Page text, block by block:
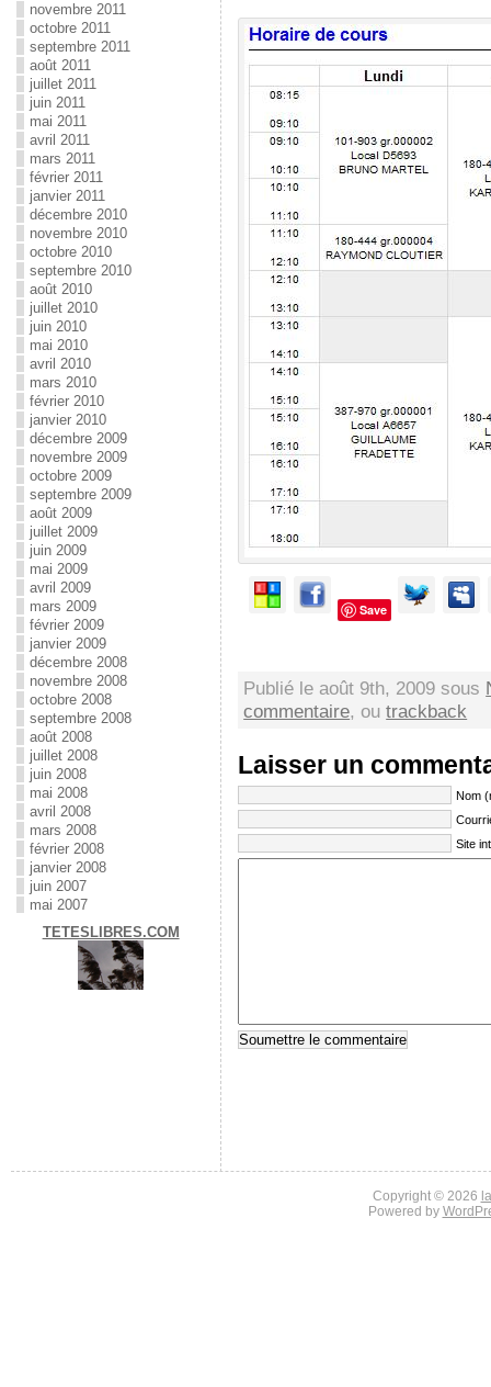
Save
Publié le août 9th, 2009 sous
commentaire, outrackback
Laisser un
Nom
Site
novembre 2011
octobre 2011
septembre 2011
août 2011
juillet 2011
juin 2011
mai 2011
avril 2011
mars 2011
février 2011
janvier 2011
décembre 2010
novembre 2010
octobre 2010
septembre 2010
août 2010
juillet 2010
juin 2010
mai 2010
avril 2010
mars 2010
février 2010
janvier 2010
décembre 2009
novembre 2009
octobre 2009
septembre 2009
août 2009
juillet 2009
juin 2009
mai 2009
avril 2009
mars 2009
février 2009
janvier 2009
décembre 2008
novembre 2008
octobre 2008
septembre 2008
août 2008
juillet 2008
juin 2008
mai 2008
avril 2008
mars 2008
février 2008
janvier 2008
juin 2007
mai 2007
TETESLIBRES.COM
Copyright © 2026
Powered by